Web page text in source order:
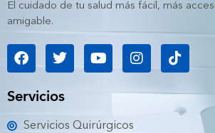
El cuidado de tu salud más fácil, más
amigable.
F
a
e
o
T
w
t
e
Y
o
b
I
n
t
T
i
t
o
Servicios
Servicios Quirúrgicos